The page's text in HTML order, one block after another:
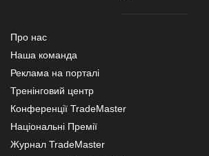
Про нас
Наша команда
Реклама на порталі
Тренінговий центр
Конференції TradeMaster
Національні Премії
Журнал TradeMaster